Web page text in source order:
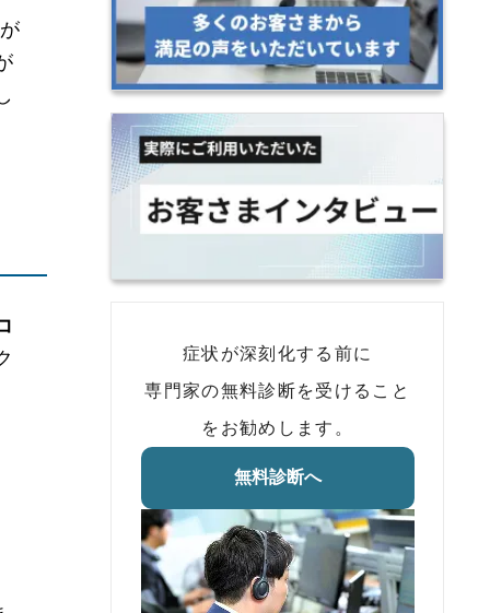
症状が深刻化する前に
専門家の無料診断を受けること
をお勧めします。
無料診断へ